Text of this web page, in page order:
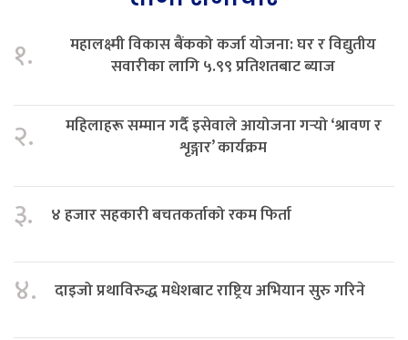
१.
महालक्ष्मी विकास बैंकको कर्जा योजना: घर र विद्युतीय
सवारीका लागि ५.९९ प्रतिशतबाट ब्याज
२.
महिलाहरू सम्मान गर्दै इसेवाले आयोजना गर्‍यो ‘श्रावण र
शृङ्गार’ कार्यक्रम
३. ४ हजार सहकारी बचतकर्ताको रकम फिर्ता
४. दाइजो प्रथाविरुद्ध मधेशबाट राष्ट्रिय अभियान सुरु गरिने